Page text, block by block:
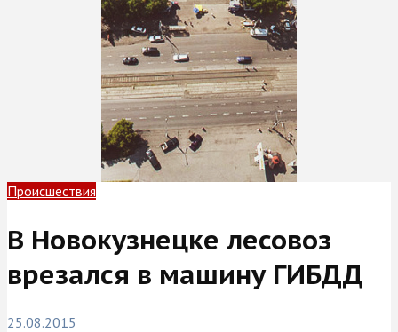
Происшествия
В Новокузнецке лесовоз
врезался в машину ГИБДД
25.08.2015